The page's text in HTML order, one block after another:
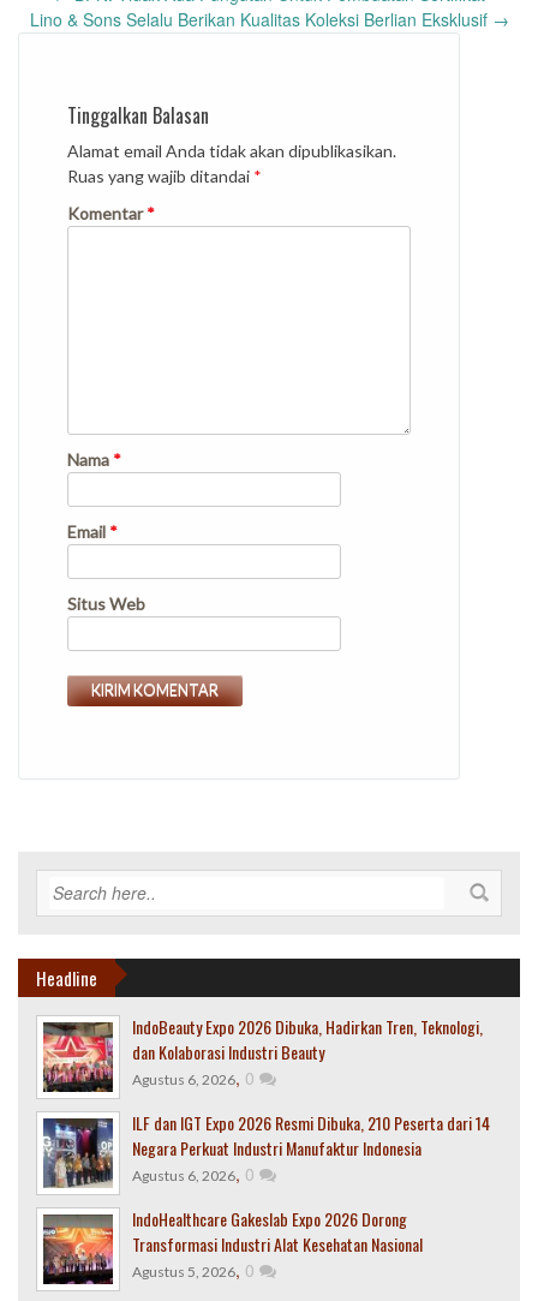
navigation
Lino & Sons Selalu Berikan Kualitas Koleksi Berlian Eksklusif →
Tinggalkan Balasan
Alamat email Anda tidak akan dipublikasikan.
Ruas yang wajib ditandai *
Komentar*
Nama *
Email *
Situs Web
Headline
IndoBeauty Expo 2026 Dibuka, Hadirkan Tren, Teknologi,
dan Kolaborasi Industri Beauty
Agustus 6, 2026, 0
ILF dan IGT Expo 2026 Resmi Dibuka, 210 Peserta dari 14
Negara Perkuat Industri Manufaktur Indonesia
Agustus 6, 2026, 0
IndoHealthcare Gakeslab Expo 2026 Dorong
Transformasi Industri Alat Kesehatan Nasional
Agustus 5, 2026, 0